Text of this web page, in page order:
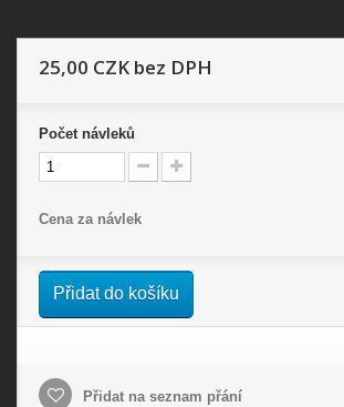
25,00 CZK bez DPH
Počet návleků
Cena za návlek
Přidat do košíku
Přidat na seznam přání